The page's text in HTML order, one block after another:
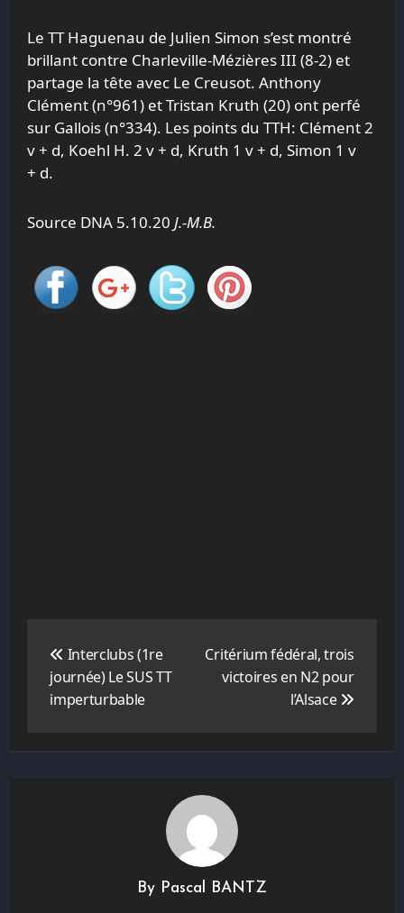
Le TT Haguenau de Julien Simon s’est montré
brillant contre Charleville-Mézières III (8-2) et
partage la tête avec Le Creusot. Anthony
Clément (n°961) et Tristan Kruth (20) ont perfé
sur Gallois (n°334). Les points du TTH: Clément 2
v + d, Koehl H. 2 v + d, Kruth 1 v + d, Simon 1 v
+ d.
Source DNA 5.10.20 J.-M.B.
l’article
Interclubs (1re
journée) Le SUS TT
imperturbable
Critérium fédéral, trois
victoires en N2 pour
l’Alsace
By Pascal BANTZ